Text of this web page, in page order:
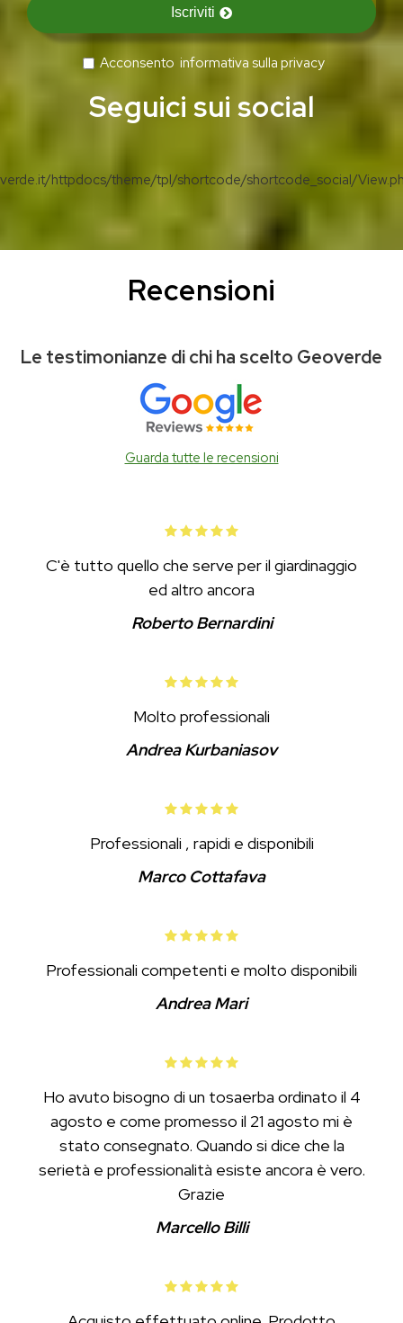
Iscriviti
Acconsento informativa sulla privacy
Seguici sui social
httpdocs/theme/tpl/shortcode/shortcode_social/
Recensioni
Le testimonianze di chi ha scelto Geoverde
Guarda tutte le recensioni
C'è tutto quello che serve per il giardinaggio
ed altro ancora
Roberto Bernardini
Molto professionali
Andrea Kurbaniasov
Professionali , rapidi e disponibili
Marco Cottafava
Professionali competenti e molto disponibili
Andrea Mari
Ho avuto bisogno di un tosaerba ordinato il 4
agosto e come promesso il 21 agosto mi è
stato consegnato. Quando si dice che la
serietà e professionalità esiste ancora è vero.
Grazie
Marcello Billi